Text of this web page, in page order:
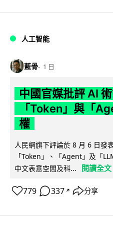
人工智能
藍骨 1 日
中國官媒批評 AI
「Token」與「
權
人民網旗下評論於 8 月 6 日發
「Token」、「Agent」及「
中文表意空間及科...
閱讀全文
779 337 ↗ 分享